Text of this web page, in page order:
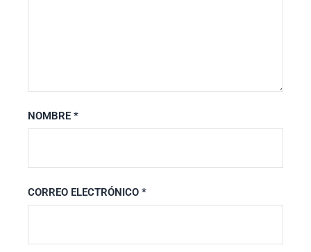
NOMBRE*
CORREO ELECTRÓNICO*